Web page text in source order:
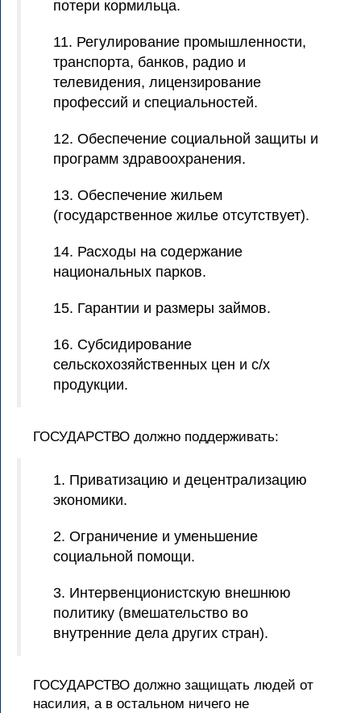
потери кормильца.
11. Регулирование промышленности,
транспорта, банков, радио и
телевидения, лицензирование
профессий и специальностей.
12. Обеспечение социальной защиты и
программ здравоохранения.
13. Обеспечение жильем
(государственное жилье отсутствует).
14. Расходы на содержание
национальных парков.
15. Гарантии и размеры займов.
16. Субсидирование
сельскохозяйственных цен и с/х
продукции.
ГОСУДАРСТВО должно поддерживать:
1. Приватизацию и децентрализацию
экономики.
2. Ограничение и уменьшение
социальной помощи.
3. Интервенционистскую внешнюю
политику (вмешательство во
внутренние дела других стран).
ГОСУДАРСТВО должно защищать людей от
насилия, а в остальном ничего не